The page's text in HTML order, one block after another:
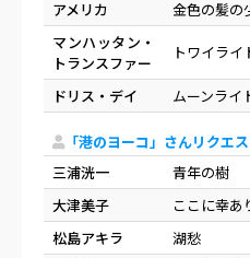
アメリカ
金色の髪の
マンハッタン・
トランスファー
トワイライ
ドリス・デイ ムーンライ
「港のヨーコ」さんリクエ
三浦洸一
青年の樹
大津美子
ここに幸あ
松島アキラ
湖愁